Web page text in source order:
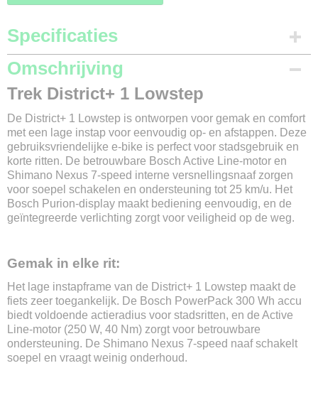
Specificaties
Productcode
152-858
Merk
Model
Distirct+ 1
Modeljaar
2025
Framemaat
S / M / L
Kleur
7
Materiaal
Aluminium
Aandrijving
Ketting
Max. snelheid
25 km/u
Omschrijving
Trek District+ 1 Lowstep
De District+ 1 Lowstep is ontworpen voor gemak en comfort
met een lage instap voor eenvoudig op- en afstappen. Deze
gebruiksvriendelijke e-bike is perfect voor stadsgebruik en
korte ritten. De betrouwbare Bosch Active Line-motor en
Shimano Nexus 7-speed interne versnellingsnaaf zorgen
voor soepel schakelen en ondersteuning tot 25 km/u. Het
Bosch Purion-display maakt bediening eenvoudig, en de
geïntegreerde verlichting zorgt voor veiligheid op de weg.
Gemak in elke rit:
Het lage instapframe van de District+ 1 Lowstep maakt de
fiets zeer toegankelijk. De Bosch PowerPack 300 Wh accu
biedt voldoende actieradius voor stadsritten, en de Active
Line-motor (250 W, 40 Nm) zorgt voor betrouwbare
ondersteuning. De Shimano Nexus 7-speed naaf schakelt
soepel en vraagt weinig onderhoud.